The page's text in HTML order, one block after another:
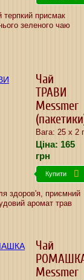
терпкий присмак
зеленого чаю
Чай
ТРАВИ
Messmer
Вага: 25 х 2 г
Ціна: 165
грн
Купити
здоров'я, приємний
аромат трав
Чай
Messmer